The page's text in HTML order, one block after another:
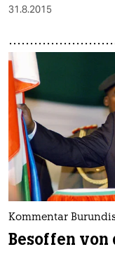
31.8.2015
Kommentar
Besoffen von